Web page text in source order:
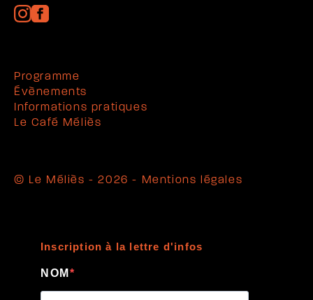
Programme
Évènements
Informations pratiques
Le Café Méliès
© Le Méliès - 2026 - Mentions légales
Inscription à la lettre d'infos
NOM